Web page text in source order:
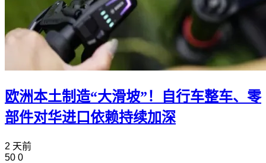
欧洲本土制造“大滑坡”！自行车整车、零
部件对华进口依赖持续加深
2 天前
50 0